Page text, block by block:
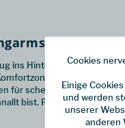
ins Hinterland  diese
bleibst. Mit UV-
für scheuerfreien
bist. Perfekt für
Cookies
Einige
und werden
unserer
anderen